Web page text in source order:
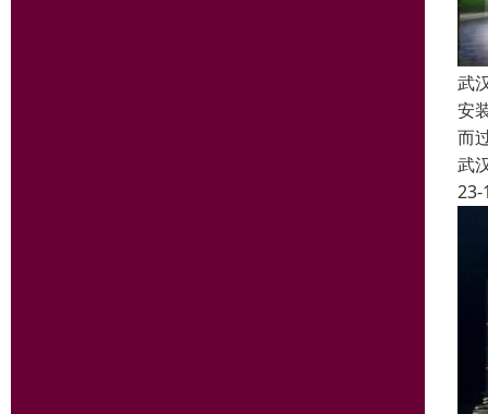
武
安
而
武
23-